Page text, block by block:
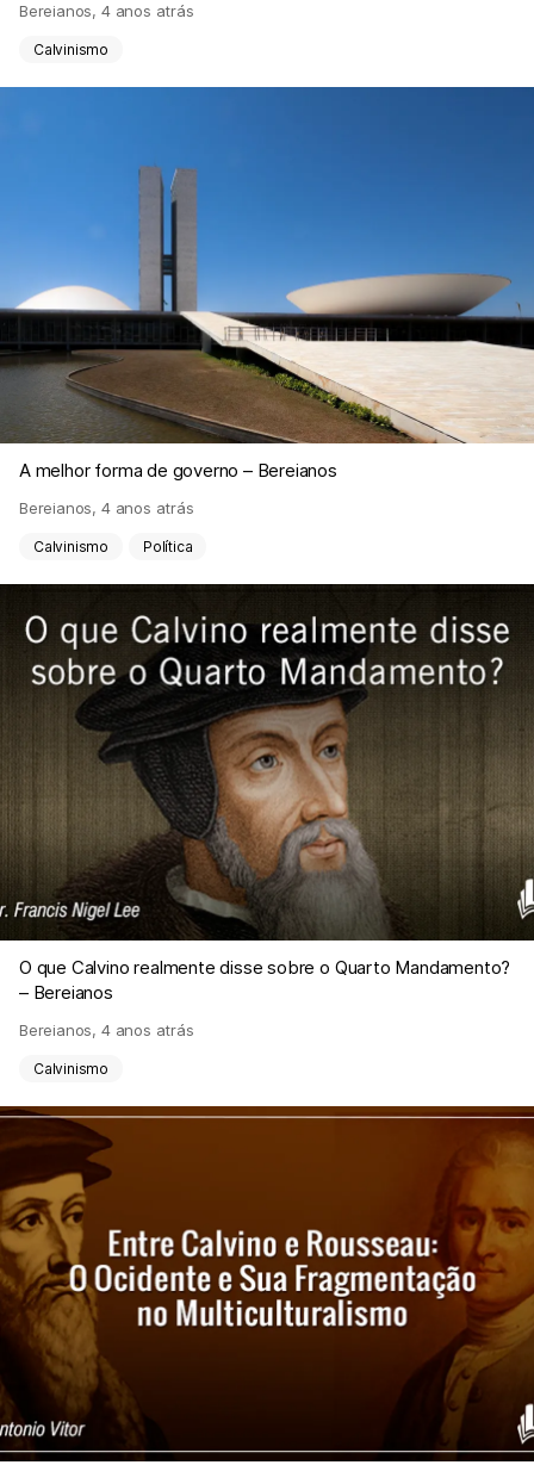
Bereianos, 4 anos atrás
Calvinismo
A melhor forma de governo – Bereianos
Bereianos, 4 anos atrás
Calvinismo Política
O que Calvino realmente disse sobre o Quarto Mandamento?
– Bereianos
Bereianos, 4 anos atrás
Calvinismo